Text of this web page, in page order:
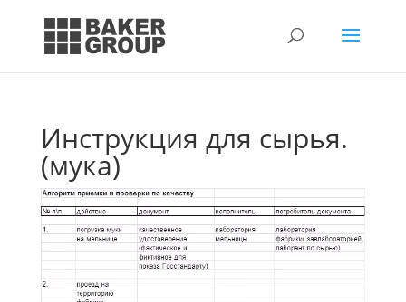
Инструкция для сырья.
(мука)